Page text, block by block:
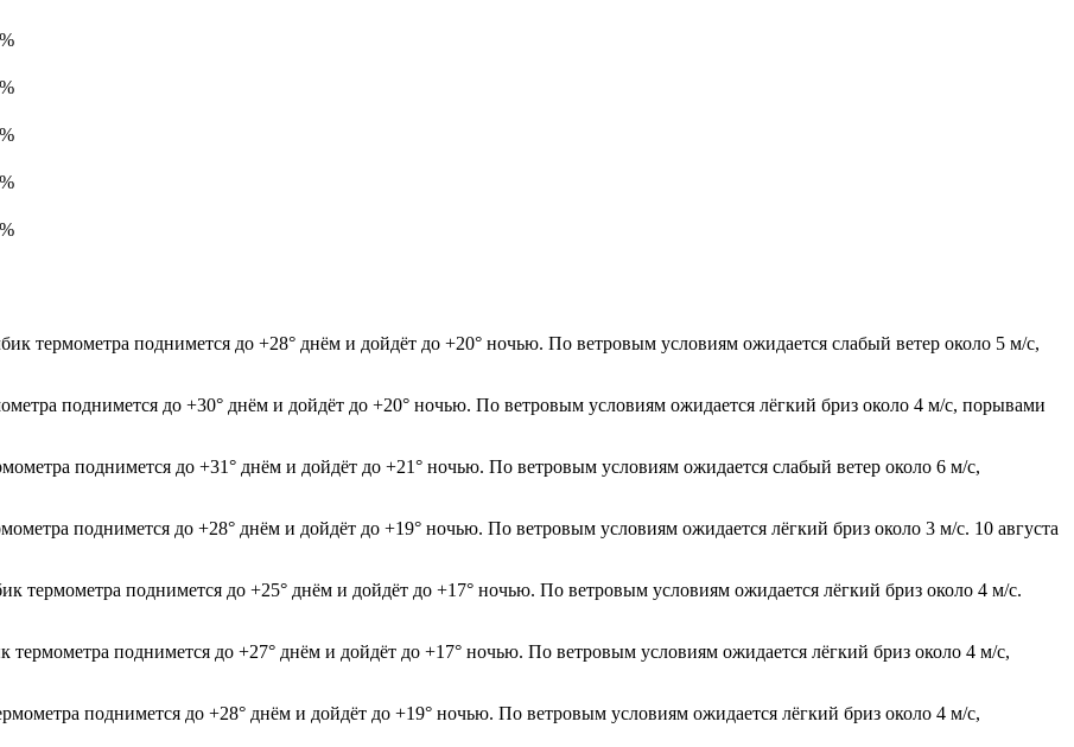
термометра поднимется до +28° днём и дойдёт до +20° ночью. По ветровым условиям ожидается слабый ветер около 5 м/с,
поднимется до +30° днём и дойдёт до +20° ночью. По ветровым условиям ожидается лёгкий бриз около 4 м/с, порывами
поднимется до +31° днём и дойдёт до +21° ночью. По ветровым условиям ожидается слабый ветер около 6 м/с,
поднимется до +28° днём и дойдёт до +19° ночью. По ветровым условиям ожидается лёгкий бриз около 3 м/с. 10 августа
термометра поднимется до +25° днём и дойдёт до +17° ночью. По ветровым условиям ожидается лёгкий бриз около 4 м/с.
термометра поднимется до +27° днём и дойдёт до +17° ночью. По ветровым условиям ожидается лёгкий бриз около 4 м/с,
поднимется до +28° днём и дойдёт до +19° ночью. По ветровым условиям ожидается лёгкий бриз около 4 м/с,